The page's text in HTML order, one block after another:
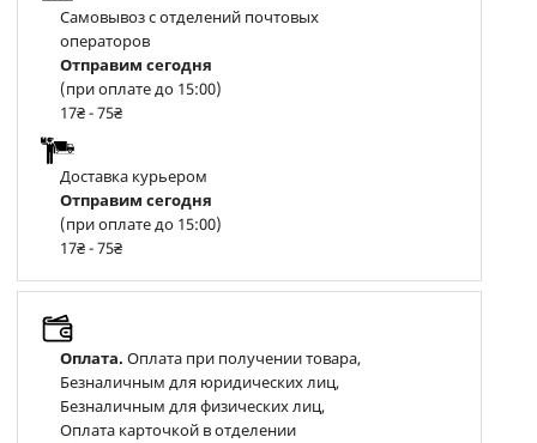
Самовывоз с отделений почтовых
операторов
Отправим сегодня
(при оплате до 15:00)
17₴ - 75₴
Доставка курьером
Отправим сегодня
(при оплате до 15:00)
17₴ - 75₴
Оплата. Оплата при получении товара,
Безналичным для юридических лиц,
Безналичным для физических лиц,
Оплата карточкой в отделении